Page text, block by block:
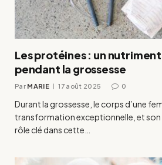
Les protéines : un
pendant la grossesse
Par MARIE 17 août 2025 0
Durant la grossesse, le corps d’une
transformation exceptionnelle, et
rôle clé dans cette…